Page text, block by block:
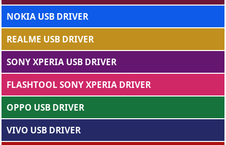
NOKIA USB DRIVER
REALME USB DRIVER
SONY XPERIA USB DRIVER
FLASHTOOL SONY XPERIA DRIVER
OPPO USB DRIVER
VIVO USB DRIVER